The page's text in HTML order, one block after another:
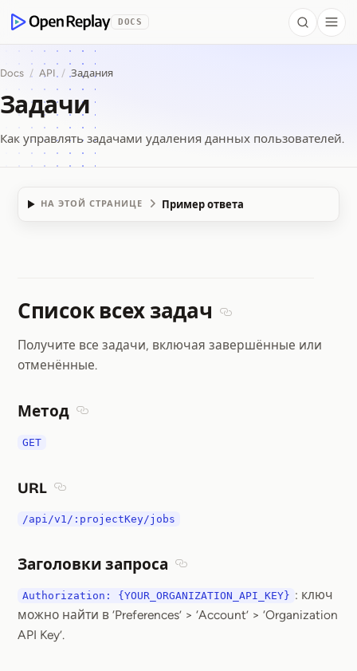
OpenReplay
DOCS Search
Docs / API / Задания
Задачи
Как управлять задачами удаления данных пользователей.
НА ЭТОЙ СТРАНИЦЕ Пример ответа
Список всех задач
Получите все задачи, включая завершённые или
отменённые.
Метод
GET
URL
/api/v1/:projectKey/jobs
Заголовки запроса
Authorization: {YOUR_ORGANIZATION_API_KEY} : ключ
можно найти в ‘Preferences’ > ‘Account’ > ‘Organization
API Key’.